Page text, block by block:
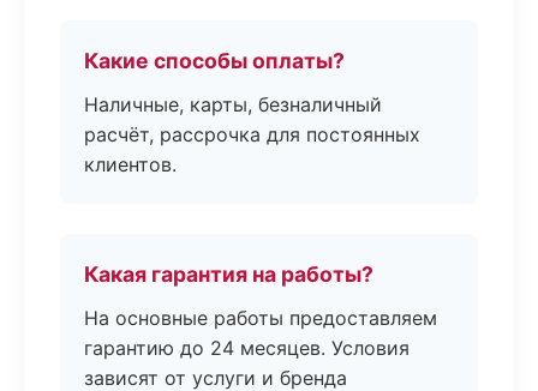
Какие способы оплаты?
Наличные, карты, безналичный
расчёт, рассрочка для постоянных
клиентов.
Какая гарантия на работы?
На основные работы предоставляем
гарантию до 24 месяцев. Условия
зависят от услуги и бренда